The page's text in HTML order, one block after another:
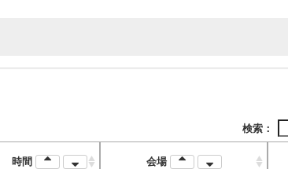
検索：
時間 会場